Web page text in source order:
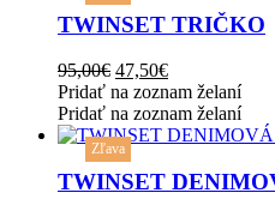
chosen
on
product
page
has
multiple
variants.
The
options
may
be
chosen
on
TWINSET TRIČKO
95,00€ Original
price
was:
95,00€.
47,50€Current
price
is:
47,50€.
Pridať na zoznam želaní
Pridať na zoznam želaní
This
product
has
multiple
TWINSET
Zľava